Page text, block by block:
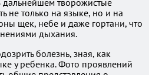
дальнейшем творожистые
не только на языке, но и на
щек, небе и даже гортани, что
дыхания.
болезнь, зная, как
у ребенка. Фото проявлений